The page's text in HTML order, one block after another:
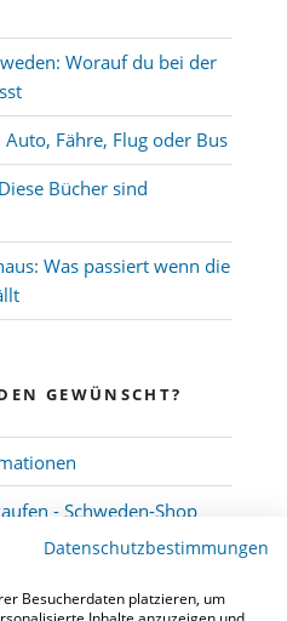
Worauf du bei der
Fähre, Flug oder Bus
Bücher sind
Was passiert wenn die
GEWÜNSCHT?
- Schweden-Shop
Datenschutzbestimmungen
Besucherdaten platzieren, um